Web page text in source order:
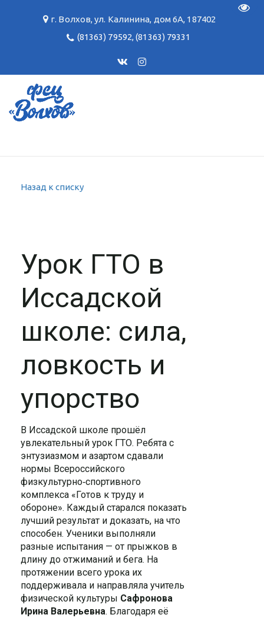
г. Волхов,ул. Калинина, дом 6А, 187402
(81363) 79592,(81363) 79331
Назад к списку
Урок ГТО в
Иссадской
школе: сила,
ловкость и
упорство
В Иссадской школе прошёл
увлекательный урок ГТО. Ребята с
энтузиазмом и азартом сдавали
нормы Всероссийского
физкультурно‑спортивного
комплекса «Готов к труду и
обороне». Каждый старался показать
лучший результат и доказать, на что
способен. Ученики выполняли
разные испытания — от прыжков в
длину до отжиманий и бега. На
протяжении всего урока их
поддерживала и направляла учитель
физической культуры Сафронова
Ирина Валерьевна. Благодаря её